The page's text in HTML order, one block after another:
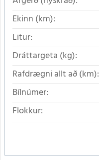
Ekinn (km):
Litur:
Dráttargeta (kg):
Rafdrægni allt að (km):
Bílnúmer:
Flokkur: